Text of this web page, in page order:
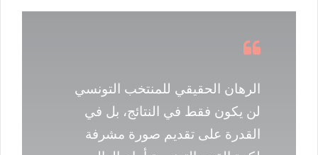
الرهان الحقيقي للمنتخب التونسي
لن يكون فقط في النتائج، بل في
القدرة على تقديم صورة مشرفة